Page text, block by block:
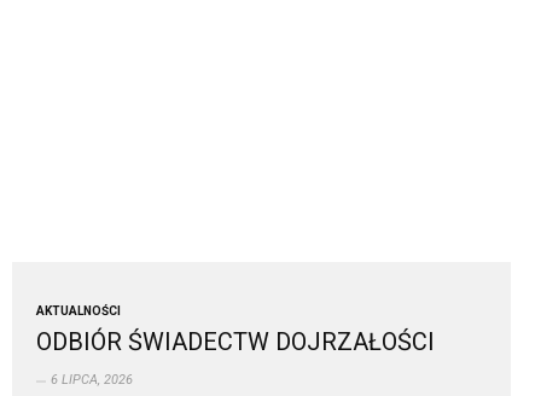
AKTUALNOŚCI
ODBIÓR ŚWIADECTW DOJRZAŁOŚCI
6 LIPCA, 2026